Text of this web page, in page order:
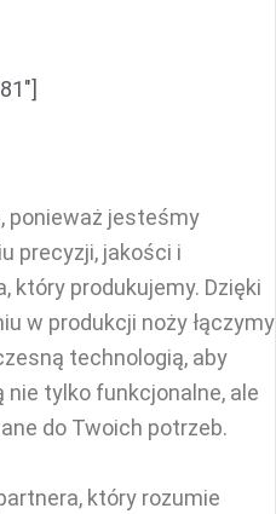
ponieważ jesteśmy
precyzji, jakości i
który produkujemy. Dzięki
w produkcji noży łączymy
technologią, aby
tylko funkcjonalne, ale
do Twoich potrzeb.
który rozumie